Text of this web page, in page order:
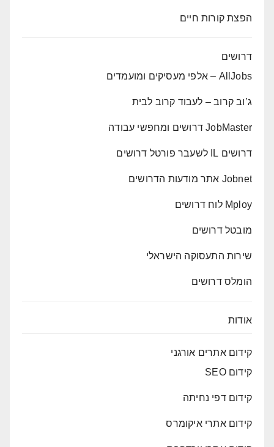
הפצת קורות חיים
דרושים
AllJobs – אלפי מעסיקים ומועמדים
ג’וב קרוב – לעבוד קרוב לבית
JobMaster דרושים ומחפשי עבודה
דרושים IL לשעבר פורטל דרושים
Jobnet אתר מודעות הדרושים
Mploy לוח דרושים
מובטל דרושים
שירות התעסוקה הישראלי
הומלס דרושים
אודות
קידום אתרים אורגני
קידום SEO
קידום דפי נחיתה
קידום אתרי איקומרס